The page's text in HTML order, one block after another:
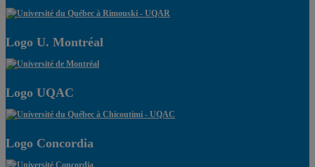
Logo U. Montréal
Logo UQAC
Logo Concordia